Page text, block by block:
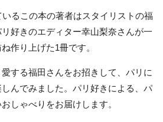
るこの本の著者はスタイリストの福
好きのエディター幸山梨奈さんが一
作り上げた1冊です。
する福田さんをお招きして、パリに
んでみました。パリ好きによる、パ
しゃべりをお届けします。